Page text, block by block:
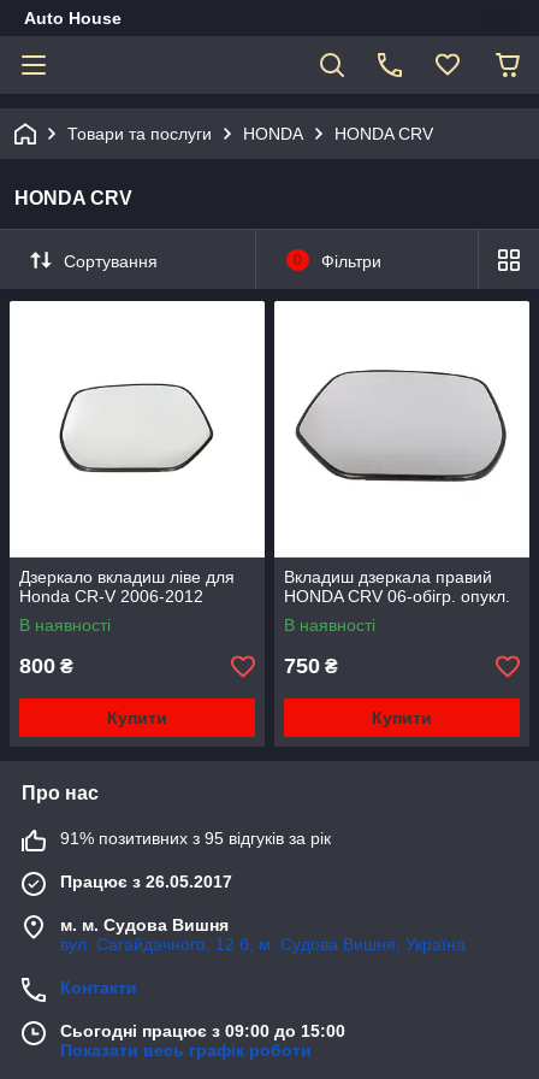
Auto House
Товари та послуги HONDA HONDA CRV
HONDA CRV
Сортування 0 Фільтри
Дзеркало вкладиш ліве для
Honda CR-V 2006-2012
В наявності
800 ₴
Купити
Вкладиш дзеркала правий
HONDA CRV 06-обігр. опукл.
В наявності
750 ₴
Купити
Про нас
91% позитивних з 95 відгуків за рік
Працює з 26.05.2017
м. м. Судова Вишня
вул. Сагайдачного, 12 б, м. Судова Вишня, Україна
Контакти
Сьогодні працює з 09:00 до 15:00
Показати весь графік роботи